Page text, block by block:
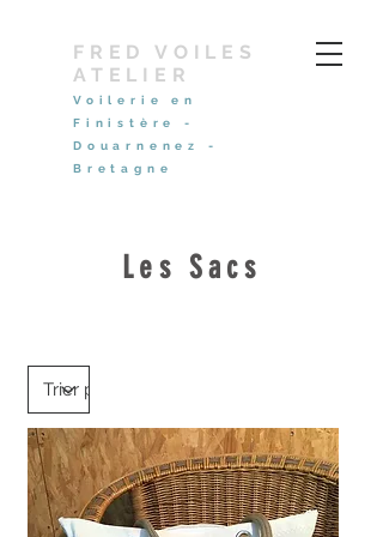
FRED VOILES
ATELIER
Voilerie en
Finistère -
Douarnenez -
Bretagne
Les Sacs